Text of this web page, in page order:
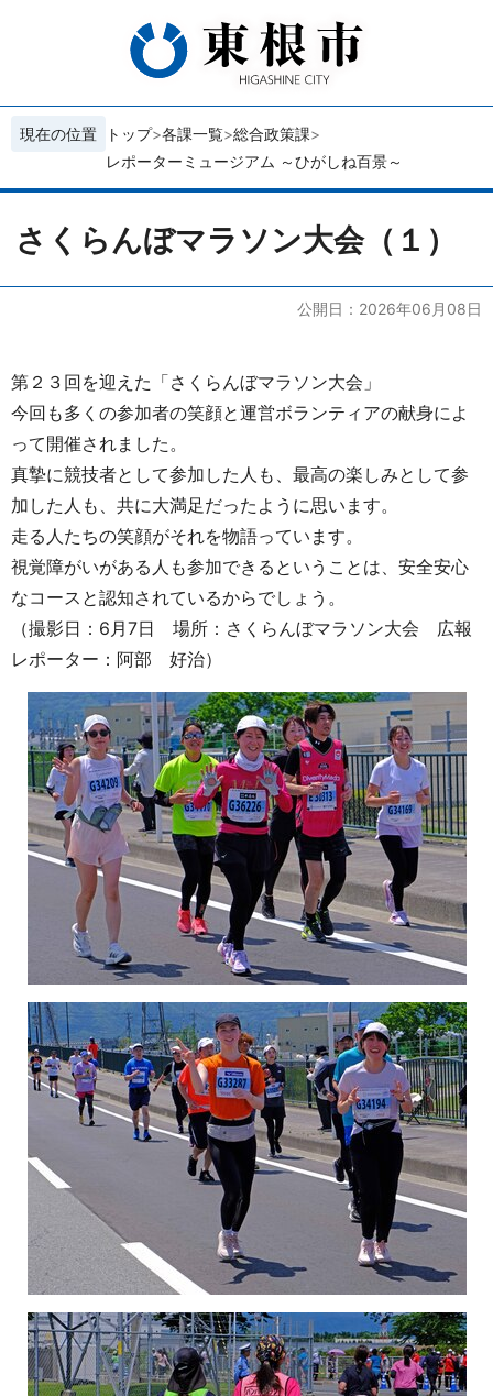
現在の位置 トップ 各課一覧 総合政策課
レポーターミュージアム ～ひがしね百景～
さくらんぼマラソン大会（１）
公開日：2026年06月08日
第２３回を迎えた「さくらんぼマラソン大会」
今回も多くの参加者の笑顔と運営ボランティアの献身によ
って開催されました。
真摯に競技者として参加した人も、最高の楽しみとして参
加した人も、共に大満足だったように思います。
走る人たちの笑顔がそれを物語っています。
視覚障がいがある人も参加できるということは、安全安心
なコースと認知されているからでしょう。
（撮影日：6月7日 場所：さくらんぼマラソン大会 広報
レポーター：阿部 好治）